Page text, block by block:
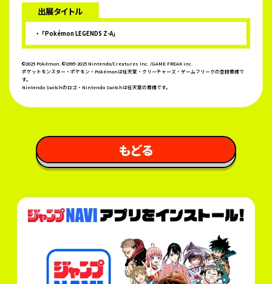
出展タイトル
「Pokémon LEGENDS Z-A」
©2025 Pokémon. ©1995-2025 Nintendo/Creatures Inc. /GAME FREAK inc.
ポケットモンスター・ポケモン・Pokémonは任天堂・クリーチャーズ・ゲームフリークの登録商標で
す。
Nintendo Switchのロゴ・Nintendo Switchは任天堂の商標です。
もどる